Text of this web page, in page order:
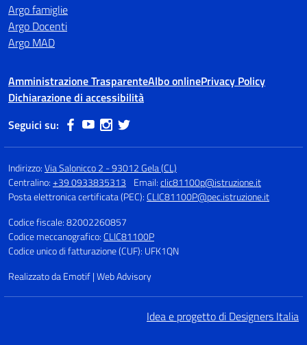
Argo famiglie
Argo Docenti
Argo MAD
Amministrazione TrasparenteAlbo onlinePrivacy Policy
Dichiarazione di accessibilità
Seguici su:
Indirizzo:Via Salonicco 2 - 93012 Gela (CL)
Centralino:+39 0933835313 Email:clic81100p@istruzione.it
Posta elettronica certificata (PEC):CLIC81100P@pec.istruzione.it
Codice fiscale: 82002260857
Codice meccanografico:CLIC81100P
Codice unico di fatturazione (CUF): UFK1QN
Realizzato da Emotif | Web Advisory
Idea e progetto di Designers Italia